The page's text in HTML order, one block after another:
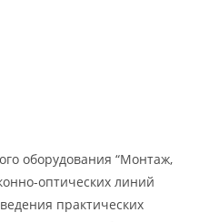
оборудования “Монтаж,
оптических линий
практических